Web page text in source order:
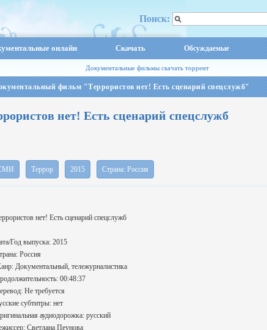
Поиск:
онлайн Скачать Обсуждаемые
Документальные фильмы скачать торрент
фильм "Террористов нет! Есть сценарий спецслужб"
нет! Есть сценарий спецслужб
Террор 2015 Страна: Россия
нет! Есть сценарий спецслужб
Год выпуска: 2015
Россия
Документальный, тележурналистика
00:48:37
Не требуется
субтитры: нет
аудиодорожка: русский
Светлана Пеунова